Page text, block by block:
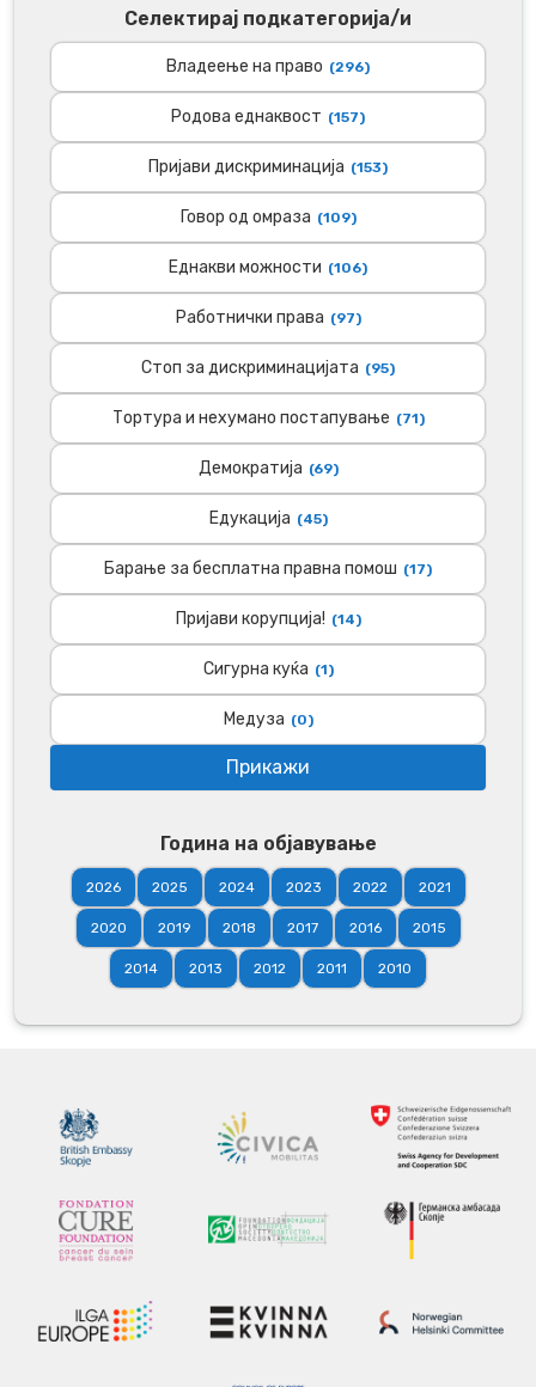
Селектирај подкатегорија/и
Владеење на право (296)
Родова еднаквост (157)
Пријави дискриминација (153)
Говор од омраза (109)
Еднакви можности (106)
Работнички права (97)
Стоп за дискриминацијата (95)
Тортура и нехумано постапување (71)
Демократија (69)
Едукација (45)
Барање за бесплатна правна помош (17)
Пријави корупција! (14)
Сигурна куќа (1)
Медуза (0)
Година на објавување
2026 2025 2024 2023 2022 2021
2020 2019 2018 2017 2016 2015
2014 2013 2012 2011 2010